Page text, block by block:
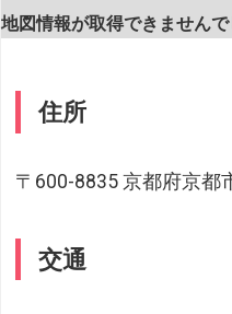
地図情報が取得できませんで
住所
〒600-8835 京都府京都
交通